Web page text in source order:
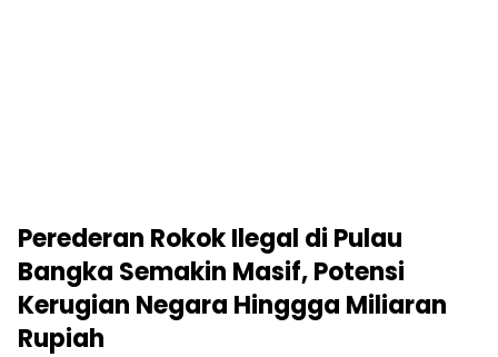
Perederan Rokok Ilegal di Pulau
Bangka Semakin Masif, Potensi
Kerugian Negara Hinggga Miliaran
Rupiah